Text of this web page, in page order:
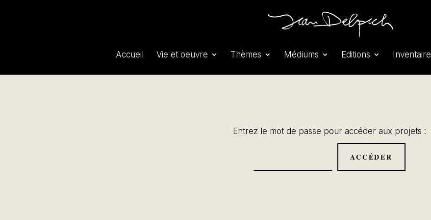
Accueil Vie et oeuvre Thèmes Médiums Editions Inventaire
Entrez le mot de passe pour accéder aux projets :